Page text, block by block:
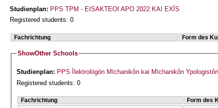
Studienplan: PPS TPM - EISAKTEOI APO 2022 KAI EXĪS
Registered students: 0
Fachrichtung Form des
ShowOther Schools
Studienplan: PPS Īlektrológōn Mīchanikṓn kai Mīchanikṓn
Registered students: 0
Fachrichtung
Form des